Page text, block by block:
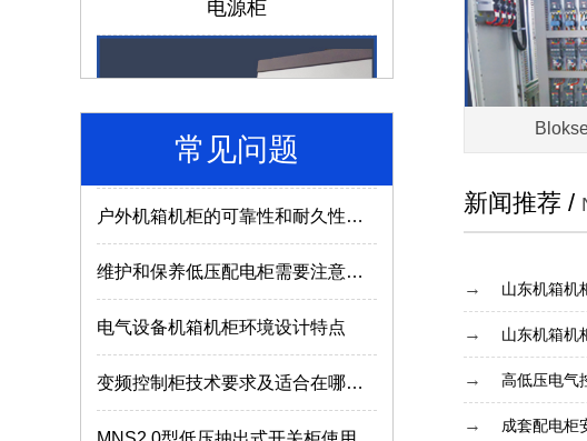
济南机箱机柜
MNS低压抽屉柜
常见问题
低压配电柜如何选择合适的型号及参数？
电气成套设备使用的常识介绍
户外机箱机柜的可靠性和耐久性与什么因素有关？
维护和保养低压配电柜需要注意哪些内容？
电气设备机箱机柜环境设计特点
变频控制柜技术要求及适合在哪些场所使用？
MNS2.0型低压抽出式开关柜使用特点
新闻推荐 /
山东机箱机
高低压电气
成套配电柜